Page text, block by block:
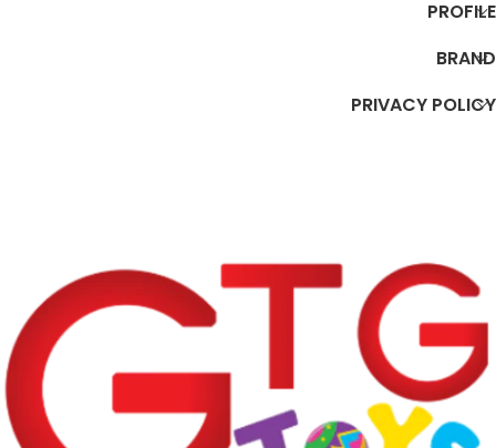
PROFILE
BRAND
PRIVACY POLICY